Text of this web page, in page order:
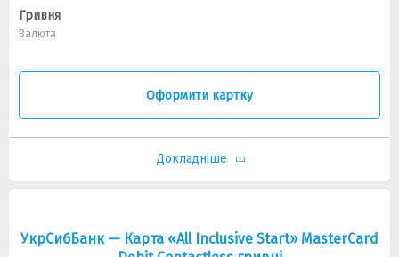
Гривня
Валюта
Оформити картку
Докладніше
УкрСибБанк — Карта «All Inclusive Start» MasterCard